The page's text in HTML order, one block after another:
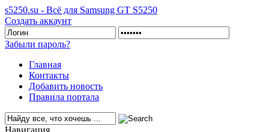
s5250.su - Всё для Samsung GT S5250
Создать аккаунт
Забыли пароль?
Главная
Контакты
Добавить новость
Правила портала
Навигация